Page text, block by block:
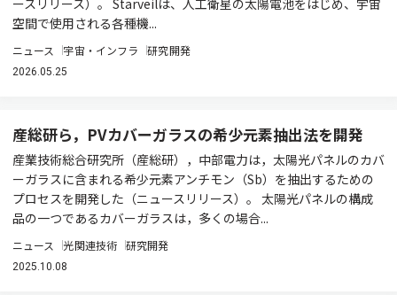
ースリリース）。 Starveilは、人工衛星の太陽電池をはじめ、宇宙
空間で使用される各種機...
ニュース 宇宙・インフラ 研究開発
2026.05.25
産総研ら，PVカバーガラスの希少元素抽出法を開発
産業技術総合研究所（産総研），中部電力は，太陽光パネルのカバ
ーガラスに含まれる希少元素アンチモン（Sb）を抽出するための
プロセスを開発した（ニュースリリース）。 太陽光パネルの構成
品の一つであるカバーガラスは，多くの場合...
ニュース 光関連技術 研究開発
2025.10.08